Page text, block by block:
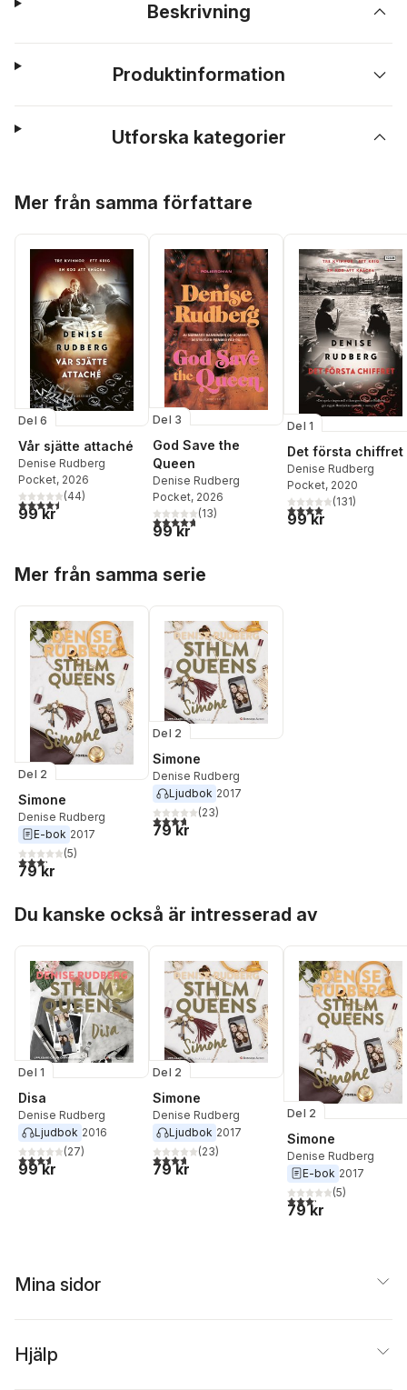
Beskrivning
Produktinformation
Utforska kategorier
Mer från samma författare
Del 6
Vår sjätte attaché
Denise Rudberg
Pocket, 2026
4,5utav 5 stjärnor. Totalt antal röster:
(44)
99 kr
Del 3
God Save the
Queen
Denise Rudberg
Pocket, 2026
4,7utav 5 stjärnor. Totalt antal röster:
(13)
99 kr
Del 1
Det första chiffret
Denise Rudberg
Pocket, 2020
4,0utav 5 stjärnor.
(131)
99 kr
Mer från samma serie
Del 2
Simone
Denise Rudberg
E-bok 2017
3,2utav 5 stjärnor. Totalt antal röster:
(5)
79 kr
Del 2
Simone
Denise Rudberg
Ljudbok 2017
3,7utav 5 stjärnor. Totalt antal röster:
(23)
79 kr
Du kanske också är intresserad av
Del 1
Disa
Denise Rudberg
Ljudbok 2016
3,6utav 5 stjärnor. Totalt antal röster:
(27)
99 kr
Del 2
Simone
Denise Rudberg
Ljudbok 2017
3,7utav 5 stjärnor. Totalt antal röster:
(23)
79 kr
Del 2
Simone
Denise Rudberg
E-bok 2017
3,2utav 5 stjärnor.
(5)
79 kr
Mina sidor
Hjälp